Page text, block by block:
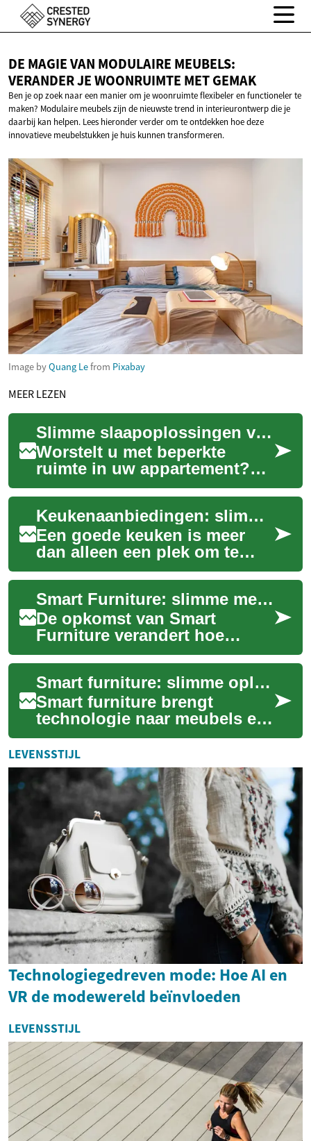
DE MAGIE VAN MODULAIRE MEUBELS:
VERANDER JE WOONRUIMTE MET GEMAK
Ben je op zoek naar een manier om je woonruimte flexibeler en functioneler te
maken? Modulaire meubels zijn de nieuwste trend in interieurontwerp die je
daarbij kan helpen. Lees hieronder verder om te ontdekken hoe deze
innovatieve meubelstukken je huis kunnen transformeren.
Image byQuang Lefrom Pixabay
MEER LEZEN
Slimme slaapoplossingen voor compacte woonruimtes
Worstelt u met beperkte
ruimte in uw appartement?
Ontdek innovatieve
bedconcepten die uw
slaapcomfort maximaliseren
z...
Keukenaanbiedingen: slimme, duurzame keuzes voor je huis
Een goede keuken is meer
dan alleen een plek om te
koken; het is het hart van je
huis en een belangrijk
onderdeel van...
Smart Furniture: slimme meubels voor appartement en interieur
De opkomst van Smart
Furniture verandert hoe
mensen wonen, werken en
omgaan met ruimte. Slimme
meubels combineren tec... Smart furniture: slimme oplossingen voor woonruimte en comfort
Smart furniture brengt
technologie naar meubels en
verandert hoe je een bed,
zitplaats of kast gebruikt. In
dit artik...
LEVENSSTIJL
Technologiegedreven mode: Hoe AI en
VR de modewereld beïnvloeden
LEVENSSTIJL